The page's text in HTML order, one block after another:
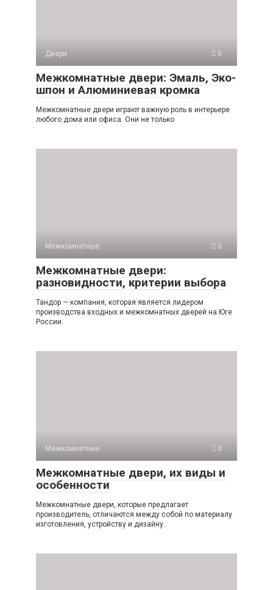
Двери 0
Межкомнатные двери: Эмаль, Эко-
шпон и Алюминиевая кромка
Межкомнатные двери играют важную роль в интерьере
любого дома или офиса. Они не только
Межкомнатные 0
Межкомнатные двери:
разновидности, критерии выбора
Тандор — компания, которая является лидером
производства входных и межкомнатных дверей на Юге
России.
Межкомнатные 0
Межкомнатные двери, их виды и
особенности
Межкомнатные двери, которые предлагает
производитель, отличаются между собой по материалу
изготовления, устройству и дизайну.